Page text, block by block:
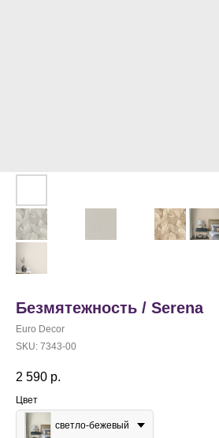
Безмятежность / Serena
Euro Decor
SKU: 7343-00
2 590 р.
Цвет
светло-бежевый